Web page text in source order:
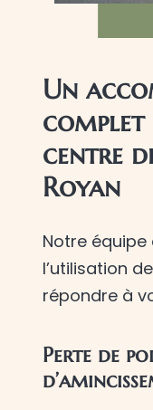
Un
centre
Royan
Notre
l’utilisation
répondre à
Perte de